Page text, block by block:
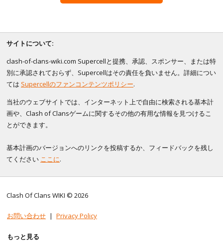
サイトについて:
clash-of-clans-wiki.com Supercellと提携、承認、スポンサー、または特
別に承認されておらず、Supercellはその責任を負いません。詳細につい
ては Supercellのファンコンテンツポリシー.
当社のウェブサイトでは、インターネット上で自由に検索される基本計
画や、Clash of Clansゲームに関するその他の有用な情報を見つけるこ
とができます。
基本計画のバージョンへのリンクを投稿するか、フィードバックを残し
てください ここに.
Clash Of Clans WIKI © 2026
お問い合わせ | Privacy Policy
もっと見る